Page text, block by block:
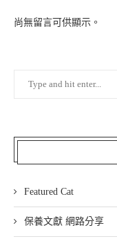
尚無留言可供顯示。
Featured Cat
保養文獻 網路分享